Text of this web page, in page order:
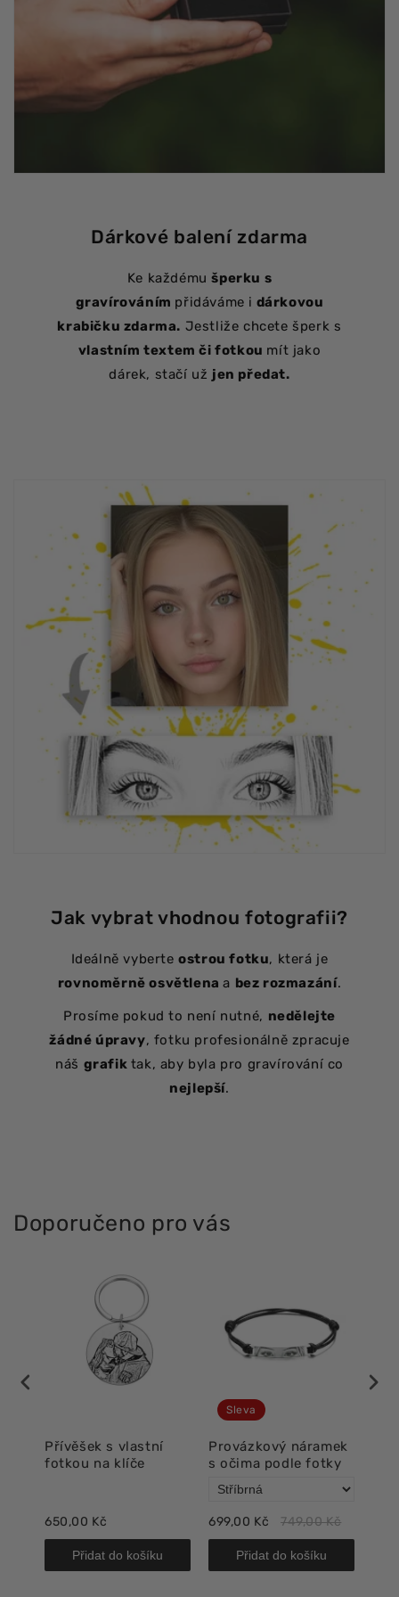
Dárkové balení zdarma
Ke každémušperku s
gravírováním přidáváme i dárkovou
krabičku zdarma. Jestliže chcete šperk s
vlastním textem či fotkou mít jako
dárek, stačí už jen předat.
Jak vybrat vhodnou fotografii?
Ideálně vyberteostrou fotku, která je
rovnoměrně osvětlenaa bez rozmazání.
Prosíme pokud to není nutné, nedělejte
žádné úpravy, fotku profesionálně zpracuje
náš grafik tak, aby byla pro gravírování co
nejlepší.
Doporučeno pro vás
Přívěšek s vlastní
fotkou na klíče
650,00 Kč
Přidat do košíku
Sleva
Provázkový náramek
s očima podle fotky
699,00 Kč 749,00 Kč
Přidat do košíku